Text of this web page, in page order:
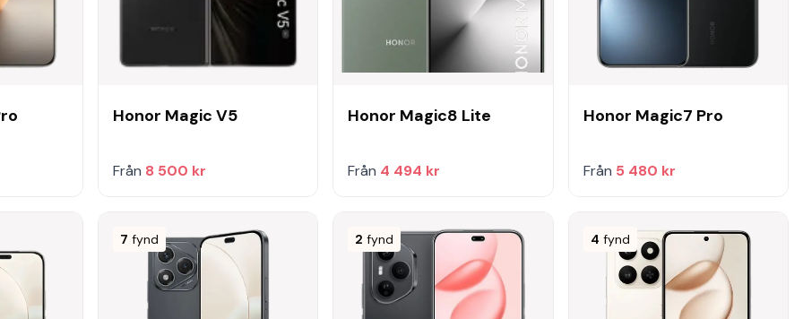
Honor Magic V5
Från 8 500 kr
Honor Magic8 Lite
Från 4 494 kr
Honor Magic7 Pro
Från 5 480 kr
7 fynd 2 fynd 4 fynd